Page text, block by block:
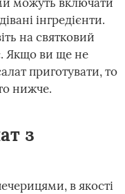
інгредієнти.
на святковий
Якщо ви ще не
приготувати, то
нижче.
з
в якості